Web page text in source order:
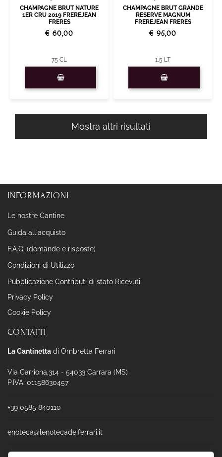
CHAMPAGNE BRUT NATURE
1ER CRU 2019 FREREJEAN
FRERES
€ 60,00
75 CL
CHAMPAGNE BRUT GRANDE
RESERVE MAGNUM
FREREJEAN FRERES
€ 95,00
1,5 LT
Mostra altri risultati
INFORMAZIONI
Le nostre Cantine
Guida all'acquisto
F.A.Q. (domande e risposte)
Condizioni di Utilizzo
Pubblicazione Contributi di stato Ricevuti
Privacy Policy
Cookie Policy
CONTATTI
La Cantinetta di Ombretta Ferrari
Via Carriona,314 - 54033 Carrara (MS)
P.IVA: 01158630457
+39 0585 840110
enoteca@lenotecadeiferrari.it